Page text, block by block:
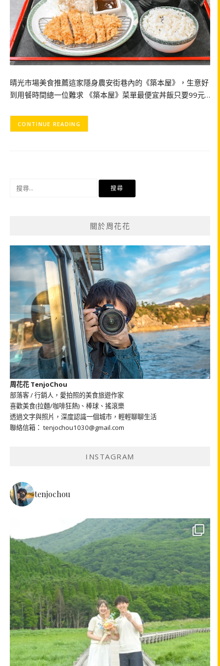
晴光市場美食推薦這家隱身農安街巷內的《築本屋》，生意好
到用餐時間總一位難求 《築本屋》菜單最便宜丼飯只要99元…
CONTINUE READING
關於周花花
周花花 TenjoChou
部落客 / 行銷人，愛拍照的美食旅遊作家
喜歡美食(拉麵/咖啡狂熱)、棒球、搖滾樂
透過文字與照片，深度認識一個城市，輕輕聊聊生活
聯絡信箱： tenjochou1030@gmail.com
INSTAGRAM
tenjochou